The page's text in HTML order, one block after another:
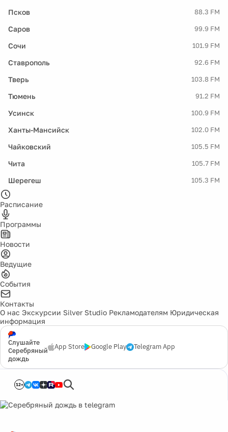
Псков 88.3 FM
Саров 99.9 FM
Сочи 101.9 FM
Ставрополь 92.6 FM
Тверь 103.8 FM
Тюмень 91.2 FM
Усинск 100.9 FM
Ханты-Мансийск 102.0 FM
Чайковский 105.5 FM
Чита 105.7 FM
Шерегеш 105.3 FM
Расписание
Программы
Новости
Ведущие
События
Контакты
О нас Экскурсии Silver Studio Рекламодателям Юридическая
информация
Слушайте
Серебряный
дождь
App Store Google Play Telegram App
12+